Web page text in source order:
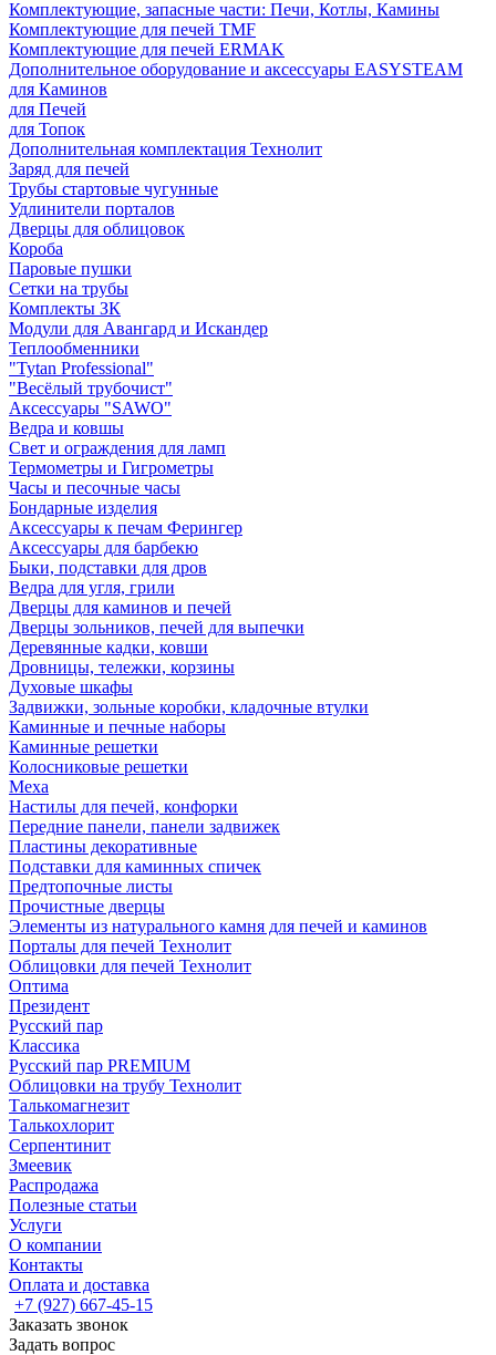
Комплектующие, запасные части: Печи, Котлы, Камины
Комплектующие для печей TMF
Комплектующие для печей ERMAK
Дополнительное оборудование и аксессуары EASYSTEAM
для Каминов
для Печей
для Топок
Дополнительная комплектация Технолит
Заряд для печей
Трубы стартовые чугунные
Удлинители порталов
Дверцы для облицовок
Короба
Паровые пушки
Сетки на трубы
Комплекты ЗК
Модули для Авангард и Искандер
Теплообменники
"Tytan Professional"
"Весёлый трубочист"
Аксессуары "SAWO"
Ведра и ковшы
Свет и ограждения для ламп
Термометры и Гигрометры
Часы и песочные часы
Бондарные изделия
Аксессуары к печам Ферингер
Аксессуары для барбекю
Быки, подставки для дров
Ведра для угля, грили
Дверцы для каминов и печей
Дверцы зольников, печей для выпечки
Деревянные кадки, ковши
Дровницы, тележки, корзины
Духовые шкафы
Задвижки, зольные коробки, кладочные втулки
Каминные и печные наборы
Каминные решетки
Колосниковые решетки
Меха
Настилы для печей, конфорки
Передние панели, панели задвижек
Пластины декоративные
Подставки для каминных спичек
Предтопочные листы
Прочистные дверцы
Элементы из натурального камня для печей и каминов
Порталы для печей Технолит
Облицовки для печей Технолит
Оптима
Президент
Русский пар
Классика
Русский пар PREMIUM
Облицовки на трубу Технолит
Талькомагнезит
Талькохлорит
Серпентинит
Змеевик
Распродажа
Полезные статьи
Услуги
О компании
Контакты
Оплата и доставка
+7 (927) 667-45-15
Заказать звонок
Задать вопрос